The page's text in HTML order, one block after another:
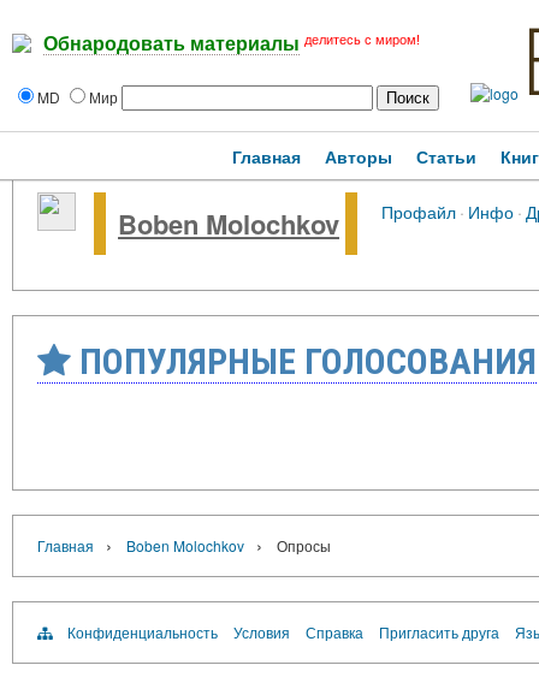
Обнародовать материалы делитесь с миром!
MD Мир
Главная Авторы Статьи
Boben Molochkov Профайл· Инфо·
ПОПУЛЯРНЫЕ ГОЛОСОВАНИЯ
Главная › Boben Molochkov › Опросы
Конфиденциальность Условия Справка Пригласить друга